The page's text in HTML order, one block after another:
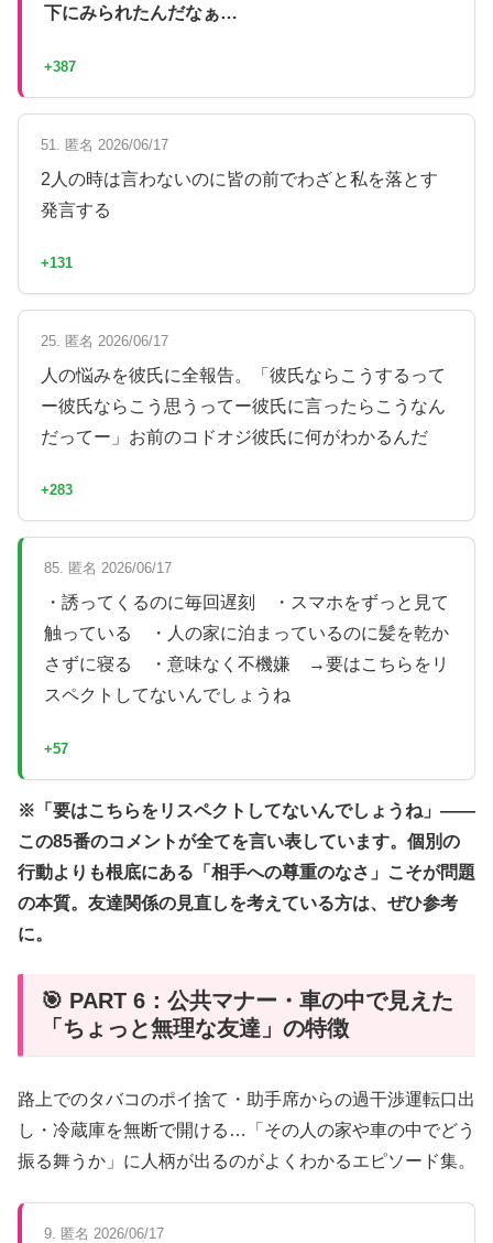
下にみられたんだなぁ…
+387
51. 匿名 2026/06/17
2人の時は言わないのに皆の前でわざと私を落とす
発言する
+131
25. 匿名 2026/06/17
人の悩みを彼氏に全報告。「彼氏ならこうするって
ー彼氏ならこう思うってー彼氏に言ったらこうなん
だってー」お前のコドオジ彼氏に何がわかるんだ
+283
85. 匿名 2026/06/17
・誘ってくるのに毎回遅刻 ・スマホをずっと見て
触っている ・人の家に泊まっているのに髪を乾か
さずに寝る ・意味なく不機嫌 →要はこちらをリ
スペクトしてないんでしょうね
+57
※「要はこちらをリスペクトしてないんでしょうね」——
この85番のコメントが全てを言い表しています。個別の
行動よりも根底にある「相手への尊重のなさ」こそが問題
の本質。友達関係の見直しを考えている方は、ぜひ参考
に。
🎯 PART 6：公共マナー・車の中で見えた
「ちょっと無理な友達」の特徴
路上でのタバコのポイ捨て・助手席からの過干渉運転口出
し・冷蔵庫を無断で開ける…「その人の家や車の中でどう
振る舞うか」に人柄が出るのがよくわかるエピソード集。
9. 匿名 2026/06/17